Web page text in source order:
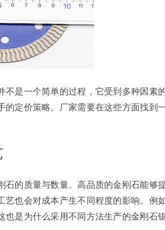
不是一个简单的过程，它受到多种因素
的定价策略。厂家需要在这些方面找到
石的质量与数量。高品质的金刚石能够
艺也会对成本产生不同程度的影响。例
也是为什么采用不同方法生产的金刚石